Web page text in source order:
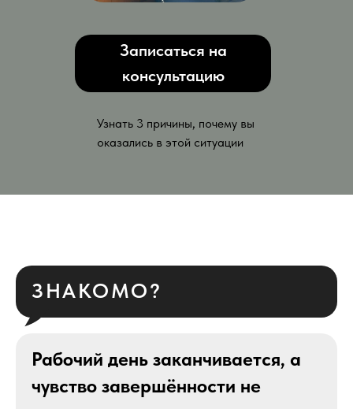
Записаться на
консультацию
Узнать 3 причины, почему вы
оказались в этой ситуации
ЗНАКОМО?
Рабочий день заканчивается, а
чувство завершённости не